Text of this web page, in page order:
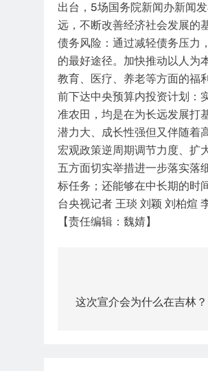
出台，5场国务院新闻办新闻
远，不断改善经济社会发展的
债务风险：通过减轻债务压力
的最好途径。加快推动以人为
教育、医疗、养老等方面的福
前下达中央预算内投资计划：
准农田，均是在为长远发展打
潜力大、成长性强但又伴随着
宏观政策逆周期调节力度、扩
五方面切实举措进一步落实落
标任务；还能够在中长期的时
台央视记者 王琰 刘颖 刘柏煊
【责任编辑：魏婧】
章
这次宣介会为什么在吉林